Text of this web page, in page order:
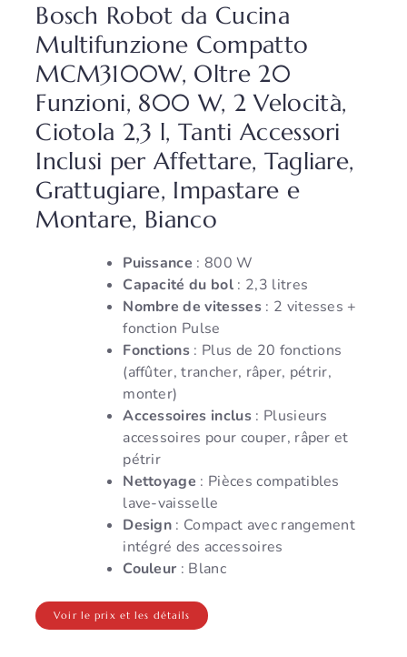
Bosch Robot da Cucina
Multifunzione Compatto
MCM3100W, Oltre 20
Funzioni, 800 W, 2 Velocità,
Ciotola 2,3 l, Tanti Accessori
Inclusi per Affettare, Tagliare,
Grattugiare, Impastare e
Montare, Bianco
Puissance : 800 W
Capacité du bol : 2,3 litres
Nombre de vitesses: 2 vitesses +
fonction Pulse
Fonctions : Plus de 20 fonctions
(affûter, trancher, râper, pétrir,
monter)
Accessoires inclus: Plusieurs
accessoires pour couper, râper et
pétrir
Nettoyage : Pièces compatibles
lave-vaisselle
Design : Compact avec rangement
intégré des accessoires
Couleur : Blanc
Voir le prix et les détails